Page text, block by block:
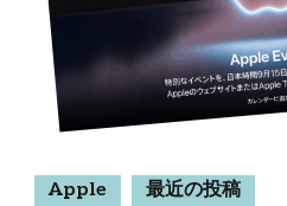
Apple 最近の投稿